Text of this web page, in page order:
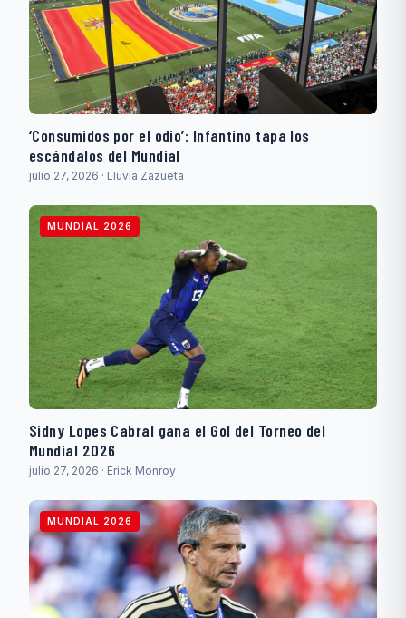
‘Consumidos por el odio’: Infantino tapa los
escándalos del Mundial
julio 27, 2026 · Lluvia Zazueta
MUNDIAL 2026
Sidny Lopes Cabral gana el Gol del Torneo del
Mundial 2026
julio 27, 2026 · Erick Monroy
MUNDIAL 2026